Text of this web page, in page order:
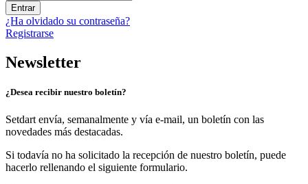
Entrar
¿Ha olvidado su contraseña?
Registrarse
Newsletter
¿Desea recibir nuestro boletín?
Setdart envía, semanalmente y vía e-mail, un boletín con las
novedades más destacadas.
Si todavía no ha solicitado la recepción de nuestro boletín, puede
hacerlo rellenando el siguiente formulario.